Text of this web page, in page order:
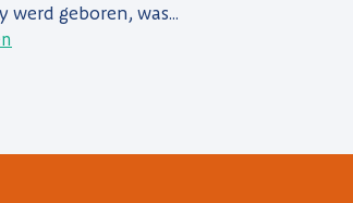
werd geboren, was...